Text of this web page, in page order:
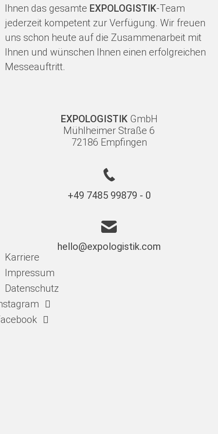
Ihnen das gesamte EXPOLOGISTIK-Team
jederzeit kompetent zur Verfügung. Wir freuen
uns schon heute auf die Zusammenarbeit mit
Ihnen und wünschen Ihnen einen erfolgreichen
Messeauftritt.
EXPOLOGISTIKGmbH
Mühlheimer Straße 6
72186 Empfingen
+49 7485 99879 - 0
hello@expologistik.com
Karriere
Impressum
Datenschutz